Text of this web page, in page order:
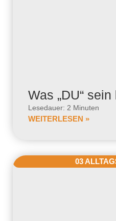
Was „DU“
Lesedauer: 2 Minuten
WEITERLESEN »
03